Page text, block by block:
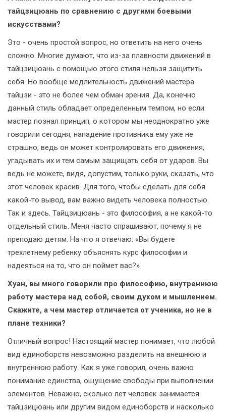
тайцзицюань по сравнению с другими боевыми
искусствами?
Это - очень простой вопрос, но ответить на него очень
сложно. Многие думают, что из-за плавности движений в
тайцзицюань с помощью этого стиля нельзя защитить
себя. Но вообще медлительность движений мастера
тайцзи - это не более чем обман зрения. Да, конечно
данный стиль обладает определенным темпом, но если
мастер познал принцип, о котором мы неоднократно уже
говорили сегодня, нападение противника ему уже не
страшно, ведь он может контролировать его движения,
угадывать их и тем самым защищать себя от ударов. Вы
ведь не можете, видя, допустим, только руки, сказать, что
этот человек красив. Для того, чтобы сделать для себя
какой-то вывод, вам важно видеть человека полностью.
Так и здесь. Тайцзицюань - это философия, а не какой-то
отдельный стиль. Меня часто спрашивают, почему я не
преподаю детям. На что я отвечаю: «Вы будете
трехлетнему ребенку объяснять курс философии и
надеяться на то, что он поймет вас?»
Хуан, вы много говорили про философию, внутреннюю
работу мастера над собой, своим духом и мышлением.
Скажите, а чем мастер отличается от ученика, но не в
плане техники?
Отличный вопрос! Настоящий мастер понимает, что любой
вид единоборств невозможно разделить на внешнюю и
внутреннюю работу. Как я уже говорил, очень важно
понимание единства, ощущение свободы при выполнении
элементов. Неважно, сколько лет человек занимается
тайцзицюань или другим видом единоборств и насколько